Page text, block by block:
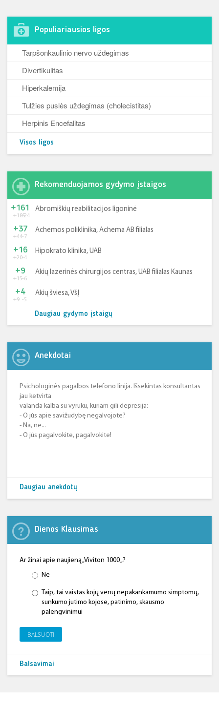
Populiariausios ligos
Tarpšonkaulinio nervo uždegimas
Divertikulitas
Hiperkalemija
Tulžies puslės uždegimas (cholecistitas)
Herpinis Encefalitas
Visos ligos
Rekomenduojamos gydymo įstaigos
+185-24
+161 Abromiškių reabilitacijos ligoninė
+44-7
+37 Achemos poliklinika, Achema AB filialas
+20-4
+16 Hipokrato klinika, UAB
+15-6
+9 Akių lazerinės chirurgijos centras, UAB filialas Kaunas
+9 -5
+4 Akių šviesa, VšĮ
Daugiau gydymo įstaigų
Anekdotai
Psichologinės pagalbos telefono linija. Išsekintas konsultantas
jau ketvirta
valanda kalba su vyruku, kuriam gili depresija:
- O jūs apie savižudybę negalvojote?
- Na, ne...
- O jūs pagalvokite, pagalvokite!
Daugiau anekdotų
Dienos Klausimas
Ar žinai apie naujieną „Viviton 1000 „?
Ne
Taip, tai vaistas kojų venų nepakankamumo simptomų,
sunkumo jutimo kojose, patinimo, skausmo
palengvinimui
BALSUOTI
Balsavimai